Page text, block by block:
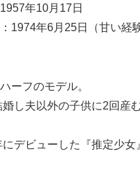
年10月17日
1974年6月25日（甘い経験
ーフのモデル。
し夫以外の子供に2回産
デビューした『推定少女